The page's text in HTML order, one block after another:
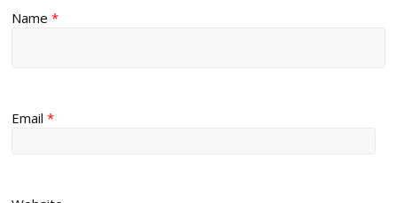
Name*
Email*